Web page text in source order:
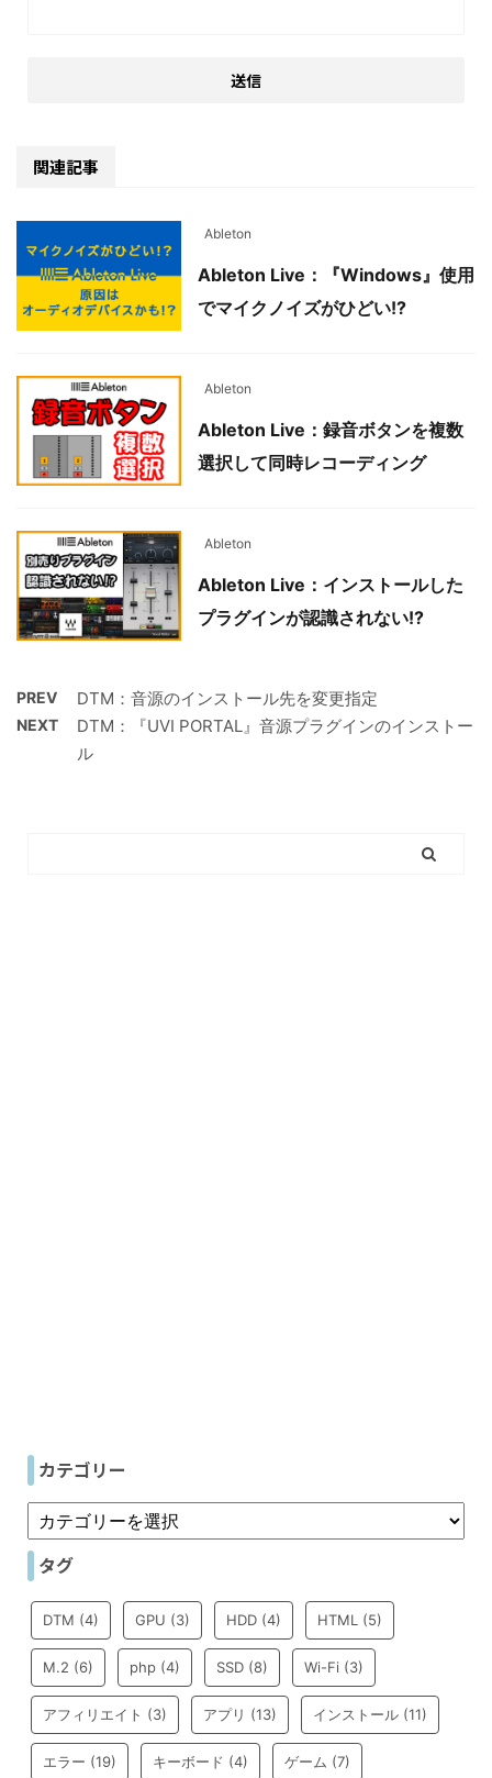
関連記事
Ableton
Ableton Live：『Windows』使用
でマイクノイズがひどい!?
Ableton
Ableton Live：録音ボタンを複数
選択して同時レコーディング
Ableton
Ableton Live：インストールした
プラグインが認識されない!?
PREV DTM：音源のインストール先を変更指定
NEXT
DTM：『UVI PORTAL』音源プラグインのインストー
ル
カテゴリー
タグ
DTM (4) GPU (3) HDD (4) HTML (5)
M.2 (6) php (4) SSD (8) Wi-Fi (3)
アフィリエイト (3) アプリ (13) インストール (11)
エラー (19) キーボード (4) ゲーム (7)